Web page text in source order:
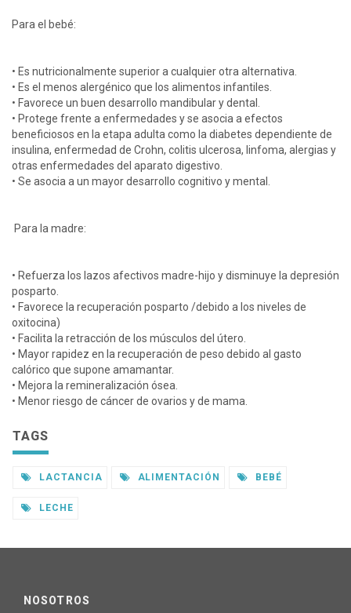
Para el bebé:
• Es nutricionalmente superior a cualquier otra alternativa.
• Es el menos alergénico que los alimentos infantiles.
• Favorece un buen desarrollo mandibular y dental.
• Protege frente a enfermedades y se asocia a efectos
beneficiosos en la etapa adulta como la diabetes dependiente de
insulina, enfermedad de Crohn, colitis ulcerosa, linfoma, alergias y
otras enfermedades del aparato digestivo.
• Se asocia a un mayor desarrollo cognitivo y mental.
Para la madre:
• Refuerza los lazos afectivos madre-hijo y disminuye la depresión
posparto.
• Favorece la recuperación posparto /debido a los niveles de
oxitocina)
• Facilita la retracción de los músculos del útero.
• Mayor rapidez en la recuperación de peso debido al gasto
calórico que supone amamantar.
• Mejora la remineralización ósea.
• Menor riesgo de cáncer de ovarios y de mama.
TAGS
LACTANCIA ALIMENTACIÓN BEBÉ
LECHE
NOSOTROS